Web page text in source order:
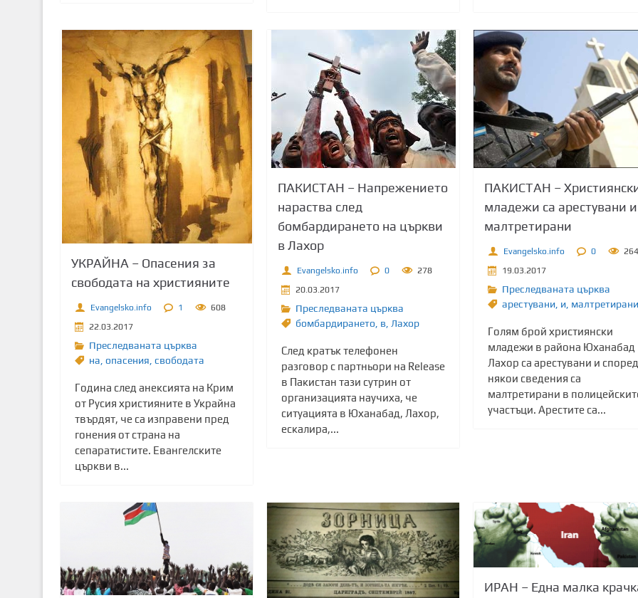
УКРАЙНА – Опасения за
свободата на християните
Evangelsko.info 1
608
22.03.2017
Преследваната църква
на опасения свободата
Година след анексията на Крим
от Русия християните в Украйна
твърдят, че са изправени пред
гонения от страна на
сепаратистите. Евангелските
църкви в...
ПАКИСТАН – Напрежението
нараства след
бомбардирането на църкви
в Лахор
Evangelsko.info 0
278
20.03.2017
Преследваната църква
бомбардирането в, Лахор
След кратък телефонен
разговор с партньори на Release
в Пакистан тази сутрин от
организацията научиха, че
ситуацията в Юханабад, Лахор,
ескалира,...
ПАКИСТАН –
младежи са арестувани и
малтретирани
Evangelsko.info 0
264
19.03.2017
Преследваната църква
арестувани, и, малтретирани
Голям брой християнски
младежи в района Юханабад
Лахор са арестувани и според
някои сведения са
малтретирани в
участъци. Арестите са...
ИРАН – Една малка